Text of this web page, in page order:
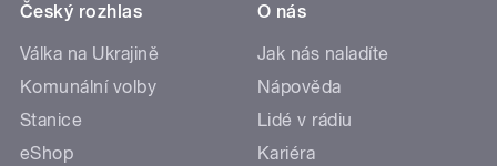
Český rozhlas
Válka na Ukrajině
Komunální volby
Stanice
eShop
O nás
Jak nás naladíte
Nápověda
Lidé v rádiu
Kariéra